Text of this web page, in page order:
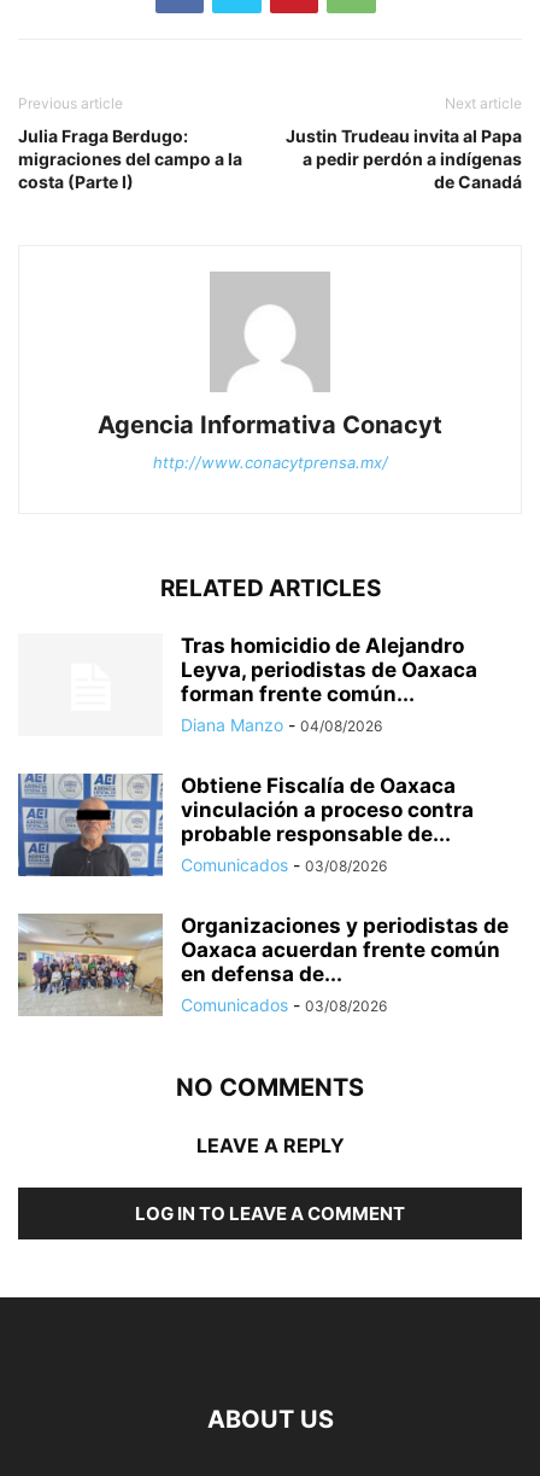
Previous article
Julia Fraga Berdugo:
migraciones del campo a la
costa (Parte I)
Next article
Justin Trudeau invita al Papa
a pedir perdón a indígenas
de Canadá
Agencia Informativa Conacyt
http://www.conacytprensa.mx/
RELATED ARTICLES
Tras homicidio de Alejandro
Leyva, periodistas de Oaxaca
forman frente común...
Diana Manzo - 04/08/2026
Obtiene Fiscalía de Oaxaca
vinculación a proceso contra
probable responsable de...
Comunicados - 03/08/2026
Organizaciones y periodistas de
Oaxaca acuerdan frente común
en defensa de...
Comunicados - 03/08/2026
NO COMMENTS
LEAVE A REPLY
LOG IN TO LEAVE A COMMENT
ABOUT US